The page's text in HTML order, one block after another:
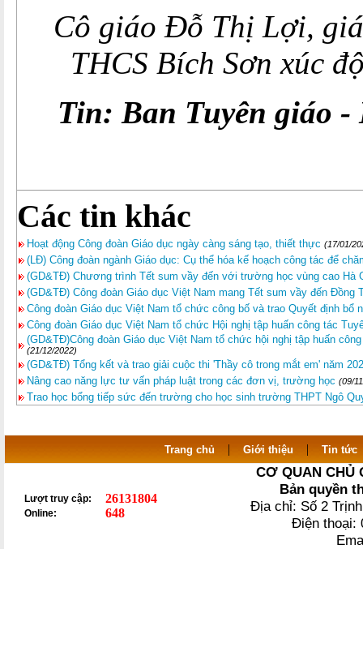
Cô giáo Đỗ Thị Lợi,
THCS Bích Sơn xúc
Tin: Ban Tuyên giáo
Các tin khác
Hoạt động Công đoàn Giáo dục ngày càng sáng tạo, thiết thực (17/01/
(LĐ) Công đoàn ngành Giáo dục: Cụ thể hóa kế hoạch công tác để
(GD&TĐ) Chương trình Tết sum vầy đến với trường học vùng cao Hà
(GD&TĐ) Công đoàn Giáo dục Việt Nam mang Tết sum vầy đến Đồng
Công đoàn Giáo dục Việt Nam tổ chức công bố và trao Quyết định bổ
Công đoàn Giáo dục Việt Nam tổ chức Hội nghị tập huấn công tác
(GD&TĐ)Công đoàn Giáo dục Việt Nam tổ chức hội nghị tập huấn
(21/12/2022)
(GD&TĐ) Tổng kết và trao giải cuộc thi 'Thầy cô trong mắt em' năm
Nâng cao năng lực tư vấn pháp luật trong các đơn vị, trường học (09/
Trao học bổng tiếp sức đến trường cho học sinh trường THPT Ngô
Trang chủ | Giới thiệu | Tin tức
Lượt truy cập: 26131804
Online: 648
CƠ QUAN CHỦ
Bản quyền
Địa chỉ: Số 2
Điện